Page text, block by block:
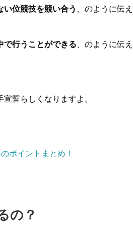
い位競技を競い合う
、のように伝え
で行うことができる 、のように伝え
宣誓らしくなりますよ。
ポイントまとめ！
の？